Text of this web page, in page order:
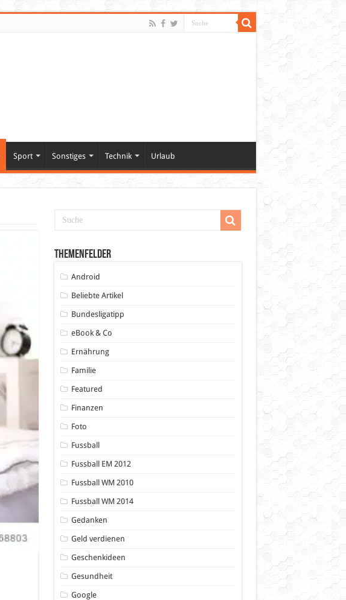
Sport Sonstiges Technik Urlaub
Themenfelder
Android
Beliebte Artikel
Bundesligatipp
eBook & Co
Ernährung
Familie
Featured
Finanzen
Foto
Fussball
Fussball EM 2012
Fussball WM 2010
Fussball WM 2014
Gedanken
Geld verdienen
Geschenkideen
Gesundheit
Google